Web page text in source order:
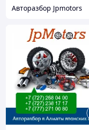
Авторазбор Jpmotors